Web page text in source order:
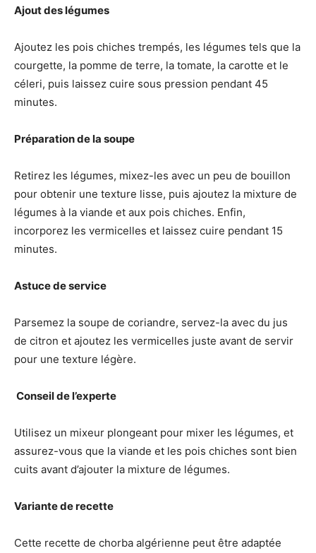
Ajout des légumes
Ajoutez les pois chiches trempés, les légumes tels que la
courgette, la pomme de terre, la tomate, la carotte et le
céleri, puis laissez cuire sous pression pendant 45
minutes.
Préparation de la soupe
Retirez les légumes, mixez-les avec un peu de bouillon
pour obtenir une texture lisse, puis ajoutez la mixture de
légumes à la viande et aux pois chiches. Enfin,
incorporez les vermicelles et laissez cuire pendant 15
minutes.
Astuce de service
Parsemez la soupe de coriandre, servez-la avec du jus
de citron et ajoutez les vermicelles juste avant de servir
pour une texture légère.
‍ Conseil de l’experte
Utilisez un mixeur plongeant pour mixer les légumes, et
assurez-vous que la viande et les pois chiches sont bien
cuits avant d’ajouter la mixture de légumes.
Variante de recette
Cette recette de chorba algérienne peut être adaptée